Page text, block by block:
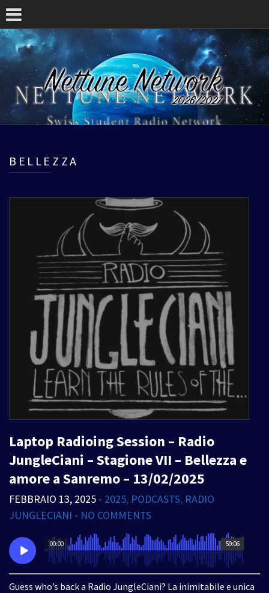
BELLEZZA
Laptop Radioing Session – Radio
JungleCiani – Stagione VII – Bellezza e
amore a Sanremo – 13/02/2025
FEBBRAIO 13, 2025 • 2025, PODCASTS, RADIO
JUNGLECIANI • NO COMMENTS
59:06
00:00
Guess who’s back a Radio JungleCiani? La inimitabile e unica